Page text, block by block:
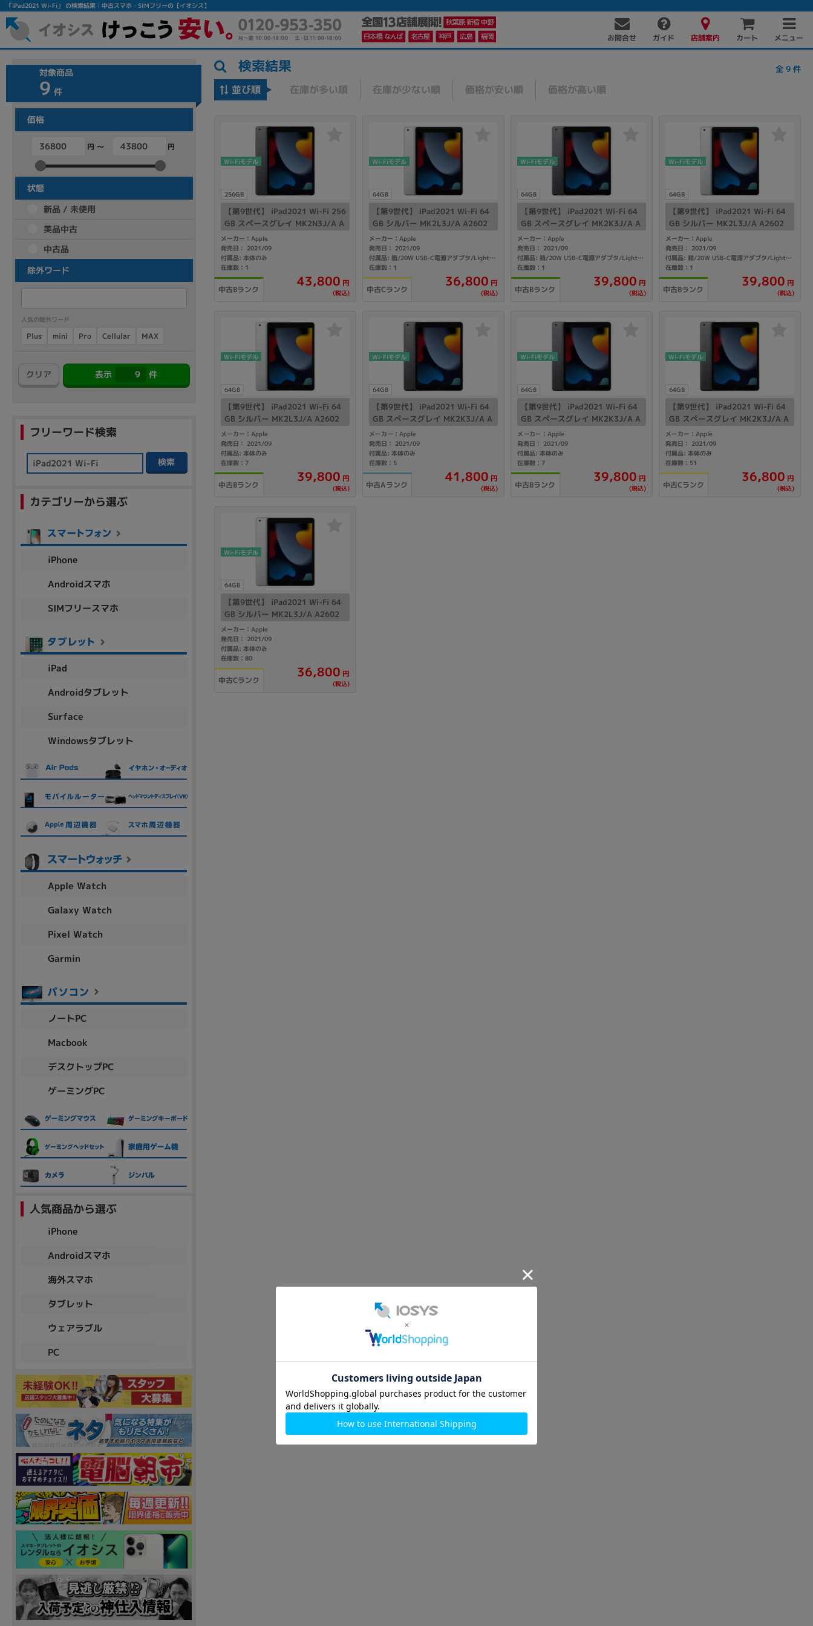
「iPad2021 Wi-Fi」 の検索結果│中古スマホ・SIMフリーの【イオシス】
お問合せ ガイド 店舗案内 カート メニュー
対象商品
9 件
価格
円 ～ 円
状態
新品 / 未使用
美品中古
中古品
除外ワード
人気の除外ワード
Plus mini Pro Cellular MAX
クリア 表示 9 件
フリーワード検索
検索
カテゴリーから選ぶ
iPhone
Androidスマホ
SIMフリースマホ
iPad
Androidタブレット
Surface
Windowsタブレット
Apple Watch
Galaxy Watch
Pixel Watch
Garmin
ノートPC
Macbook
デスクトップPC
ゲーミングPC
人気商品から選ぶ
iPhone
Androidスマホ
海外スマホ
タブレット
ウェアラブル
PC
検索結果 全9件
並び順 在庫が多い順 在庫が少ない順 価格が安い順 価格が高い順
256GB
Wi-Fiモデル
【第9世代】 iPad2021 Wi-Fi 256
GB スペースグレイ MK2N3J/A A
2602
メーカー：Apple
発売日： 2021/09
付属品: 本体のみ
在庫数：1
中古Bランク
43,800 円
(税込)
64GB
Wi-Fiモデル
【第9世代】 iPad2021 Wi-Fi 64
GB シルバー MK2L3J/A A2602
メーカー：Apple
発売日： 2021/09
付属品: 箱/20W USB-C電源アダプタ/Lightning - USB-Cケーブル/マニュアル
在庫数：1
中古Cランク
36,800 円
(税込)
64GB
Wi-Fiモデル
【第9世代】 iPad2021 Wi-Fi 64
GB スペースグレイ MK2K3J/A A
2602
メーカー：Apple
発売日： 2021/09
付属品: 箱/20W USB-C電源アダプタ/Lightning - USB-Cケーブル/マニュアル
在庫数：1
中古Bランク
39,800 円
(税込)
64GB
Wi-Fiモデル
【第9世代】 iPad2021 Wi-Fi 64
GB シルバー MK2L3J/A A2602
メーカー：Apple
発売日： 2021/09
付属品: 箱/20W USB-C電源アダプタ/Lightning - USB-Cケーブル/マニュアル
在庫数：1
中古Bランク
39,800 円
(税込)
64GB
Wi-Fiモデル
【第9世代】 iPad2021 Wi-Fi 64
GB シルバー MK2L3J/A A2602
メーカー：Apple
発売日： 2021/09
付属品: 本体のみ
在庫数：7
中古Bランク
39,800 円
(税込)
64GB
Wi-Fiモデル
【第9世代】 iPad2021 Wi-Fi 64
GB スペースグレイ MK2K3J/A A
2602
メーカー：Apple
発売日： 2021/09
付属品: 本体のみ
在庫数：5
中古Aランク
41,800 円
(税込)
64GB
Wi-Fiモデル
【第9世代】 iPad2021 Wi-Fi 64
GB スペースグレイ MK2K3J/A A
2602
メーカー：Apple
発売日： 2021/09
付属品: 本体のみ
在庫数：7
中古Bランク
39,800 円
(税込)
64GB
Wi-Fiモデル
【第9世代】 iPad2021 Wi-Fi 64
GB スペースグレイ MK2K3J/A A
2602
メーカー：Apple
発売日： 2021/09
付属品: 本体のみ
在庫数：51
中古Cランク
36,800 円
(税込)
64GB
Wi-Fiモデル
【第9世代】 iPad2021 Wi-Fi 64
GB シルバー MK2L3J/A A2602
メーカー：Apple
発売日： 2021/09
付属品: 本体のみ
在庫数：80
中古Cランク
36,800 円
(税込)
フリーワード
除外ワード
人気の検索ワード： Let's note
商品ジャンルの絞り込み
デスクPC PC周辺機器 PCパーツ
シリーズ
商品シリーズ名・ブランド名の絞り込み。
aspire Inspiron
メーカー
製造、販売メーカーの絞り込み
HP
機能・特徴
ドライブの絞り込み
BD−R BD-ROM DVD-マルチ DVD-ROM DVD±RW
DVDスーパーマルチ
ランク
商品状態の絞り込み
新品/未使用 中古 Bランク Cランク
Win 11 Win 10 MacOS ChromeOS
~
各項目のチェックボックスは「or検索」となります。
ただし機能別のみ「and検索」となります。